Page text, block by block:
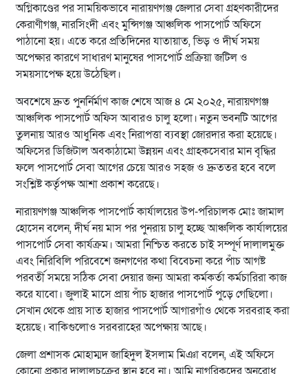
অগ্নিকাণ্ডের পর সাময়িকভাবে নারায়ণগঞ্জ জেলার সেবা গ্রহণকারীদের
কেরাণীগঞ্জ, নারসিংদী এবং মুন্সিগঞ্জ আঞ্চলিক পাসপোর্ট অফিসে
পাঠানো হয়। এতে করে প্রতিদিনের যাতায়াত, ভিড় ও দীর্ঘ সময়
অপেক্ষার কারণে সাধারণ মানুষের পাসপোর্ট প্রক্রিয়া জটিল ও
সময়সাপেক্ষ হয়ে উঠেছিল।
অবশেষে দ্রুত পুনর্নির্মাণ কাজ শেষে আজ ৪ মে ২০২৫, নারায়ণগঞ্জ
আঞ্চলিক পাসপোর্ট অফিস আবারও চালু হলো। নতুন ভবনটি আগের
তুলনায় আরও আধুনিক এবং নিরাপত্তা ব্যবস্থা জোরদার করা হয়েছে।
অফিসের ডিজিটাল অবকাঠামো উন্নয়ন এবং গ্রাহকসেবার মান বৃদ্ধির
ফলে পাসপোর্ট সেবা আগের চেয়ে আরও সহজ ও দ্রুততর হবে বলে
সংশ্লিষ্ট কর্তৃপক্ষ আশা প্রকাশ করেছে।
নারায়ণগঞ্জ আঞ্চলিক পাসপোর্ট কার্যালয়ের উপ-পরিচালক মোঃ জামাল
হোসেন বলেন, দীর্ঘ নয় মাস পর পুনরায় চালু হচ্ছে আঞ্চলিক কার্যালয়ের
পাসপোর্ট সেবা কার্যক্রম। আমরা নিশ্চিত করতে চাই সম্পূর্ণ দালালমুক্ত
এবং নিরিবিলি পরিবেশে জনগণের কথা বিবেচনা করে পাঁচ আগষ্ট
পরবর্তী সময়ে সঠিক সেবা দেয়ার জন্য আমরা কর্মকর্তা কর্মচারিরা কাজ
করে যাবো। জুলাই মাসে প্রায় পাঁচ হাজার পাসপোর্ট পুড়ে গেছিলো।
সেখান থেকে প্রায় সাত হাজার পাসপোর্ট আগারগাঁও থেকে সরবরাহ করা
হয়েছে। বাকিগুলোও সরবরাহের অপেক্ষায় আছে।
জেলা প্রশাসক মোহাম্মদ জাহিদুল ইসলাম মিঞা বলেন, এই অফিসে